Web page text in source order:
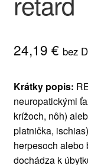
24,19 € bez
Krátky popis:
neuropatickými
krížoch, nôh)
platnička,
herpesoch alebo
dochádza k